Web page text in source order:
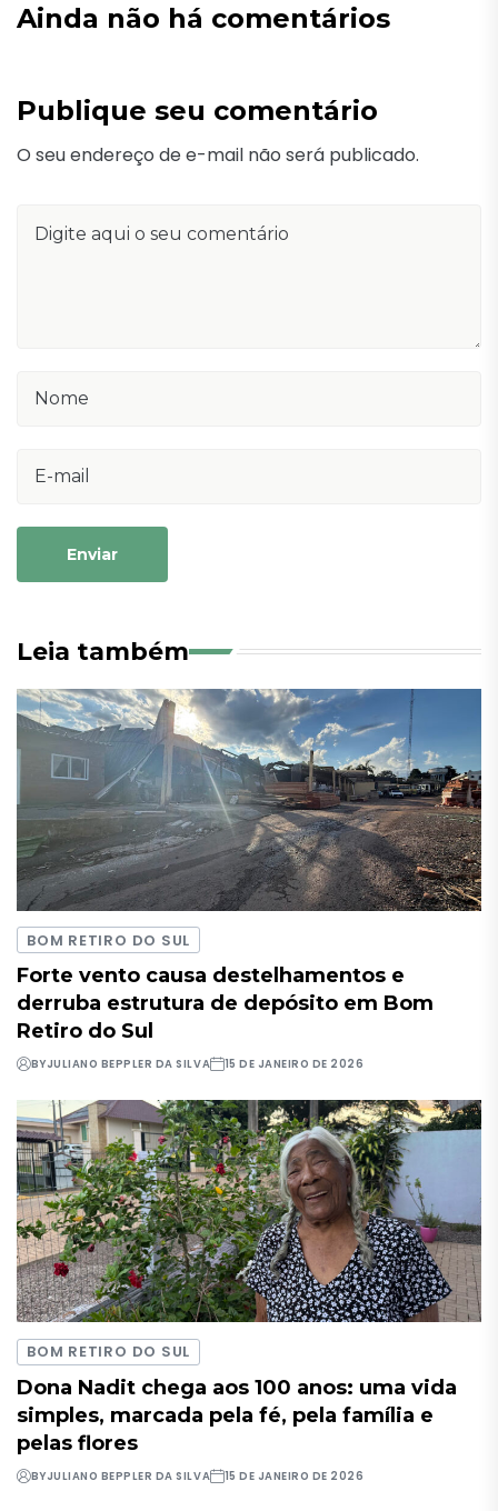
Ainda não há comentários
Publique seu comentário
O seu endereço de e-mail não será publicado.
Enviar
Leia também
BOM RETIRO DO SUL
Forte vento causa destelhamentos e
derruba estrutura de depósito em Bom
Retiro do Sul
BYJULIANO BEPPLER DA SILVA 15 DE JANEIRO DE 2026
BOM RETIRO DO SUL
Dona Nadit chega aos 100 anos: uma vida
simples, marcada pela fé, pela família e
pelas flores
BYJULIANO BEPPLER DA SILVA 15 DE JANEIRO DE 2026